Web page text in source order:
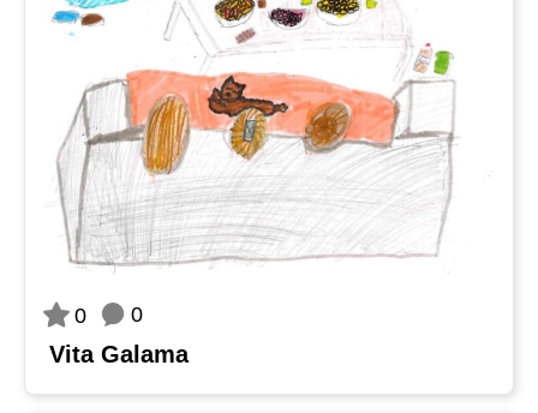
0 0
Vita Galama